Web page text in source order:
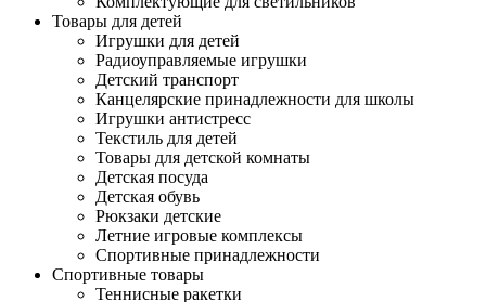
Товары для детей
Игрушки для детей
Радиоуправляемые игрушки
Детский транспорт
Канцелярские принадлежности для школы
Игрушки антистресс
Текстиль для детей
Товары для детской комнаты
Детская посуда
Детская обувь
Рюкзаки детские
Летние игровые комплексы
Спортивные принадлежности
Спортивные товары
Теннисные ракетки